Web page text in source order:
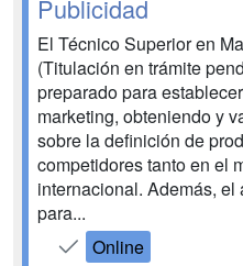
Publicidad
El Técnico Superior en
(Titulación en trámite
preparado para
marketing, obteniendo y
sobre la definición de
competidores tanto en el
internacional. Además,
para...
Online